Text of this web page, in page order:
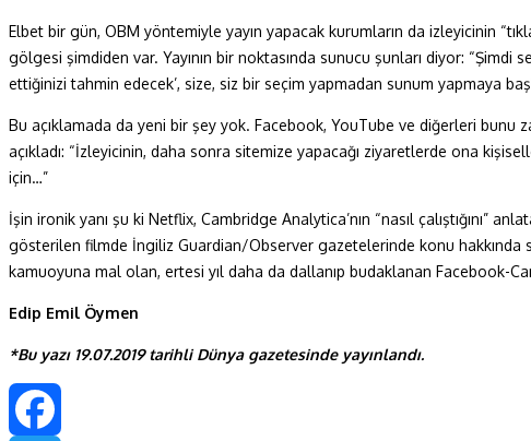
Elbet bir gün, OBM yöntemiyle yayın yapacak kurumların da izleyicinin
gölgesi şimdiden var. Yayının bir noktasında sunucu şunları diyor: “Şimdi
ettiğinizi tahmin edecek’, size, siz bir seçim yapmadan sunum yapmaya
Bu açıklamada da yeni bir şey yok. Facebook, YouTube ve diğerleri bunu
açıkladı: “İzleyicinin, daha sonra sitemize yapacağı ziyaretlerde ona
için…”
İşin ironik yanı şu ki Netflix, Cambridge Analytica’nın “nasıl çalıştığını”
gösterilen filmde İngiliz Guardian/Observer gazetelerinde konu hakkında
kamuoyuna mal olan, ertesi yıl daha da dallanıp budaklanan Facebook-
Edip Emil Öymen
*Bu yazı 19.07.2019 tarihli Dünya gazetesinde yayınlandı.